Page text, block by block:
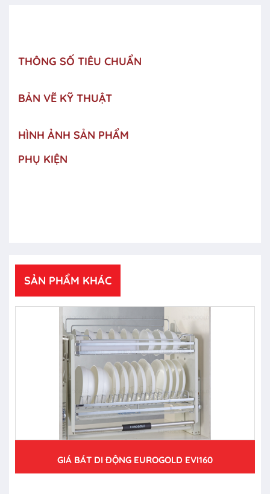
THÔNG SỐ TIÊU CHUẨN
BẢN VẼ KỸ THUẬT
HÌNH ẢNH SẢN PHẨM
PHỤ KIỆN
SẢN PHẨM KHÁC
GIÁ BÁT DI ĐỘNG EUROGOLD EVI160